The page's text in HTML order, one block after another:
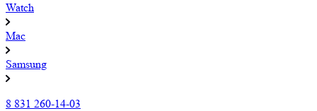
Watch
Mac
Samsung
8 831 260-14-03